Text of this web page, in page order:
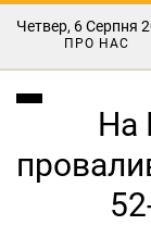
Четвер, 6 Серпня
ПРО НАС
На